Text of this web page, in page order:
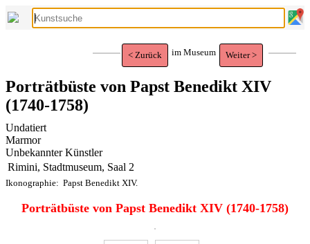
< Zurück im Museum Weiter >
Porträtbüste von Papst Benedikt XIV
(1740-1758)
Undatiert
Marmor
Unbekannter Künstler
Rimini, Stadtmuseum, Saal 2
Ikonographie: Papst Benedikt XIV.
Porträtbüste von Papst Benedikt XIV (1740-1758)